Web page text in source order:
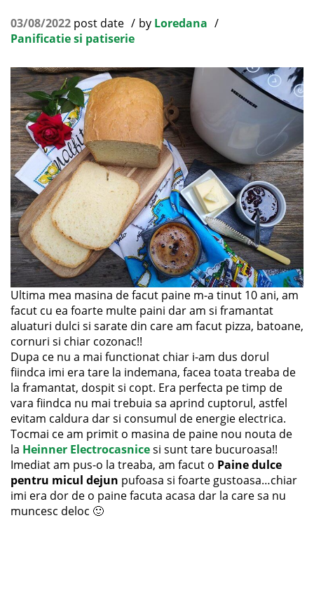
03/08/2022 post date by Loredana
Panificatie si patiserie
Ultima mea masina de facut paine m-a tinut 10 ani, am
facut cu ea foarte multe paini dar am si framantat
aluaturi dulci si sarate din care am facut pizza, batoane,
cornuri si chiar cozonac!!
Dupa ce nu a mai functionat chiar i-am dus dorul
fiindca imi era tare la indemana, facea toata treaba de
la framantat, dospit si copt. Era perfecta pe timp de
vara fiindca nu mai trebuia sa aprind cuptorul, astfel
evitam caldura dar si consumul de energie electrica.
Tocmai ce am primit o masina de paine nou nouta de
la Heinner Electrocasnicesi sunt tare bucuroasa!!
Imediat am pus-o la treaba, am facut o Paine dulce
pentru micul dejun pufoasa si foarte gustoasa…chiar
imi era dor de o paine facuta acasa dar la care sa nu
muncesc deloc 🙂